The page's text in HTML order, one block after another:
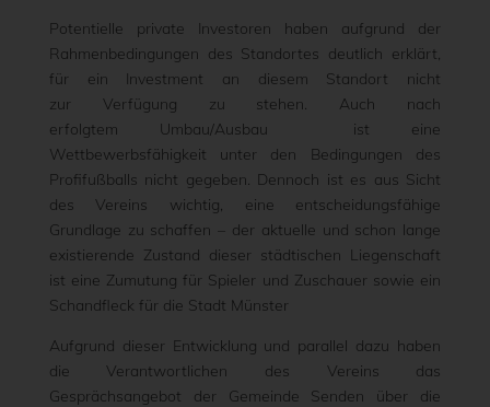
Potentielle private Investoren haben aufgrund der
Rahmenbedingungen des Standortes deutlich erklärt,
für ein Investment an diesem Standort nicht
zur Verfügung zu stehen. Auch nach
erfolgtem Umbau/Ausbau ist eine
Wettbewerbsfähigkeit unter den Bedingungen des
Profifußballs nicht gegeben. Dennoch ist es aus Sicht
des Vereins wichtig, eine entscheidungsfähige
Grundlage zu schaffen – der aktuelle und schon lange
existierende Zustand dieser städtischen Liegenschaft
ist eine Zumutung für Spieler und Zuschauer sowie ein
Schandfleck für die Stadt Münster
Aufgrund dieser Entwicklung und parallel dazu haben
die Verantwortlichen des Vereins das
Gesprächsangebot der Gemeinde Senden über die